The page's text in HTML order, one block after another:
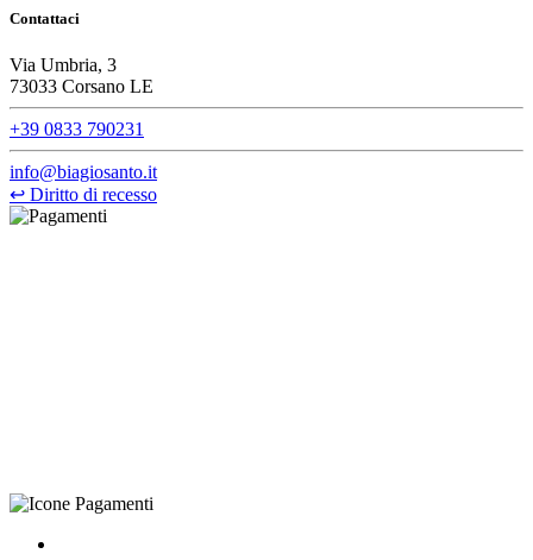
Contattaci
Via Umbria, 3
73033 Corsano LE
+39 0833 790231
info@biagiosanto.it
↩ Diritto di recesso